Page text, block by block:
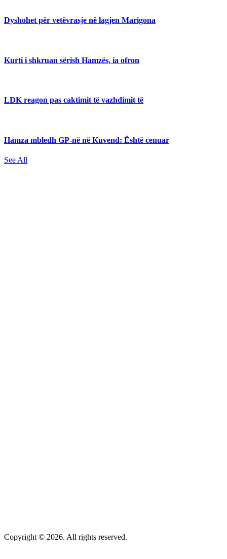
Dyshohet për vetëvrasje në lagjen Marigona
Kurti i shkruan sërish Hamzës, ia ofron
LDK reagon pas caktimit të vazhdimit të
Hamza mbledh GP-në në Kuvend: Është cenuar
See All
Copyright © 2026. All rights reserved.